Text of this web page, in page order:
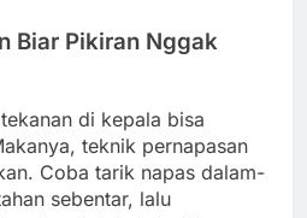
Biar Pikiran Nggak
di kepala bisa
teknik pernapasan
Coba tarik napas dalam-
sebentar, lalu